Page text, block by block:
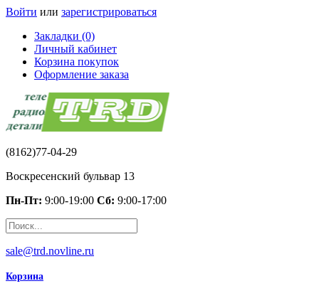
Войти или зарегистрироваться
Закладки (0)
Личный кабинет
Корзина покупок
Оформление заказа
(8162)77-04-29
Воскресенский бульвар 13
Пн-Пт: 9:00-19:00 Сб: 9:00-17:00
sale@trd.novline.ru
Корзина